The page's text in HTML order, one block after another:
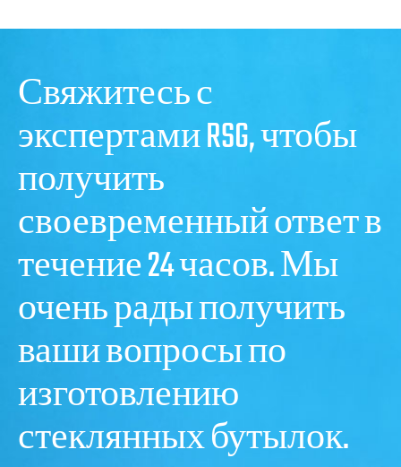
Свяжитесь с
экспертами RSG, чтобы
получить
своевременный ответ в
течение 24 часов. Мы
очень рады получить
ваши вопросы по
изготовлению
стеклянных бутылок.